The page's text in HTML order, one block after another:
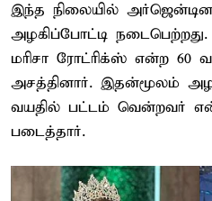
இந்த நிலையில்
அழகிப்போட்டி
மரிசா ரோட்ரிக்ஸ் என்ற 60
அசத்தினார். இதன்மூலம்
வயதில் பட்டம் வென்றவர்
படைத்தார்.